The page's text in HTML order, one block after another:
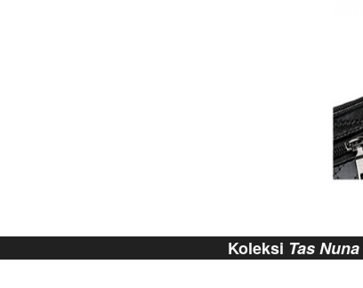
Koleksi Tas Nuna